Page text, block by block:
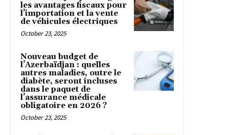
les avantages fiscaux pour
l’importation et la vente
de véhicules électriques
October 23, 2025
Nouveau budget de
l’Azerbaïdjan : quelles
autres maladies, outre le
diabète, seront incluses
dans le paquet de
l’assurance médicale
obligatoire en 2026 ?
October 23, 2025